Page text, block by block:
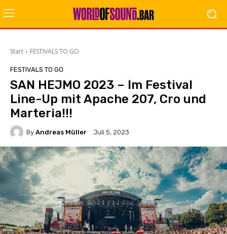
Start FESTIVALS TO GO
FESTIVALS TO GO
SAN HEJMO 2023 – Im Festival
Line-Up mit Apache 207, Cro und
Marteria!!!
By Andreas Müller Juli 5, 2023